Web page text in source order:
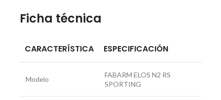
Ficha técnica
CARACTERÍSTICA ESPECIFICACIÓN
Modelo
FABARM ELOS N2 RS
SPORTING